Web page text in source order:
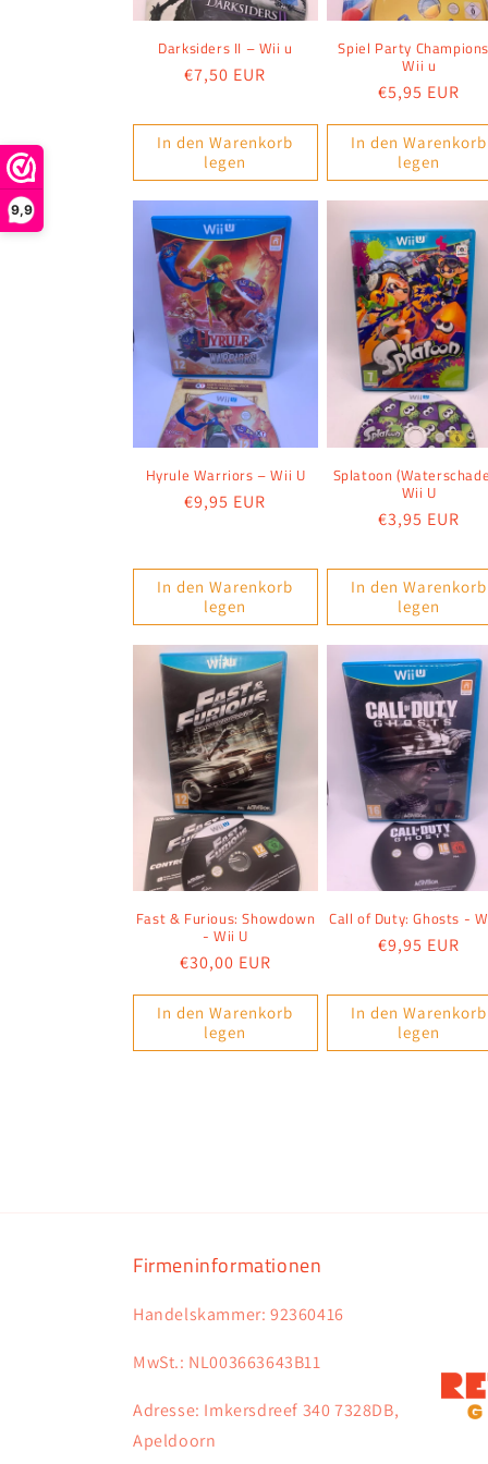
9,9
Darksiders II – Wii u
Normaler
€7,50 EUR
In den Warenkorb
legen
Spiel Party
Wii u
Normaler
€5,95 EUR
In den Warenkorb
legen
Hyrule Warriors – Wii U
Normaler
€9,95 EUR
In den Warenkorb
legen
Splatoon
Wii U
Normaler
€3,95 EUR
In den Warenkorb
legen
Fast & Furious: Showdown
- Wii U
Normaler
Preis
€30,00 EUR
In den Warenkorb
legen
Call of Duty: Ghosts -
Normaler
€9,95 EUR
In den Warenkorb
legen
Firmeninformationen
Handelskammer: 92360416
MwSt.: NL003663643B11
Adresse: Imkersdreef 340 7328DB,
Apeldoorn